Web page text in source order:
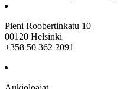
Pieni Roobertinkatu 10
00120 Helsinki
+358 50 362 2091